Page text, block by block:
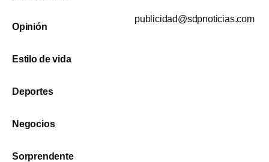
Opinión
Estilo de vida
Deportes
Negocios
Sorprendente
publicidad@sdpnoticias.com